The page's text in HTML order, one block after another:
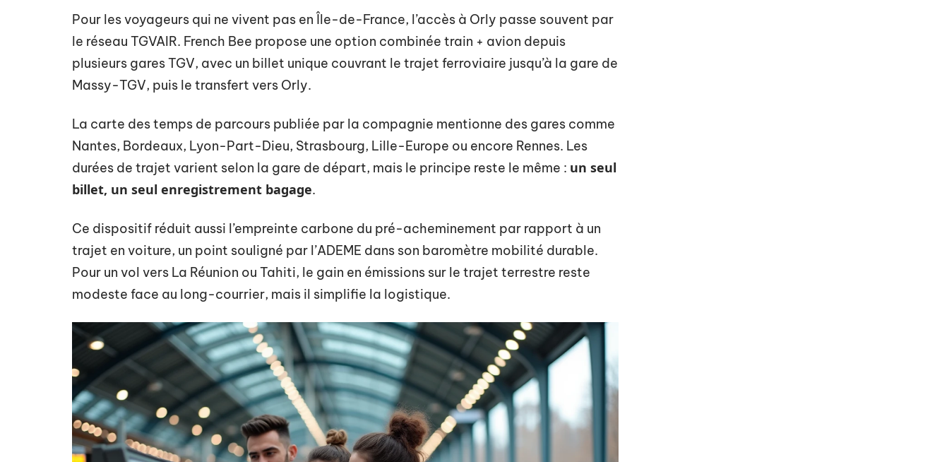
Pour les voyageurs qui ne vivent pas en Île-de-France, l’accès à Orly passe souvent par
le réseau TGVAIR. French Bee propose une option combinée train + avion depuis
plusieurs gares TGV, avec un billet unique couvrant le trajet ferroviaire jusqu’à la gare de
Massy-TGV, puis le transfert vers Orly.
La carte des temps de parcours publiée par la compagnie mentionne des gares comme
Nantes, Bordeaux, Lyon-Part-Dieu, Strasbourg, Lille-Europe ou encore Rennes. Les
durées de trajet varient selon la gare de départ, mais le principe reste le même : un seul
billet, un seul enregistrement bagage.
Ce dispositif réduit aussi l’empreinte carbone du pré-acheminement par rapport à un
trajet en voiture, un point souligné par l’ADEME dans son baromètre mobilité durable.
Pour un vol vers La Réunion ou Tahiti, le gain en émissions sur le trajet terrestre reste
modeste face au long-courrier, mais il simplifie la logistique.